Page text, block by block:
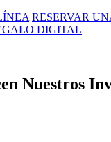
RESERVAR
DIGITAL
Nuestros